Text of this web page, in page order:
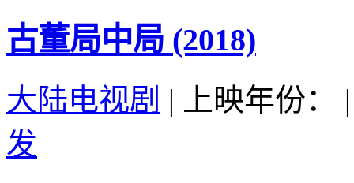
古董局中局 (2018)
大陆电视剧 | 上映年份：
|
发